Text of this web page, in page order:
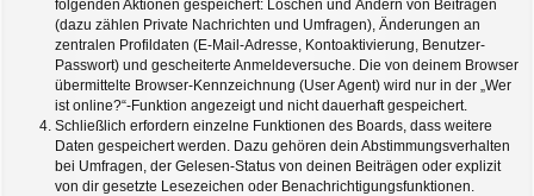
folgenden Aktionen gespeichert: Löschen und Ändern von Beiträgen
(dazu zählen Private Nachrichten und Umfragen), Änderungen an
zentralen Profildaten (E-Mail-Adresse, Kontoaktivierung, Benutzer-
Passwort) und gescheiterte Anmeldeversuche. Die von deinem Browser
übermittelte Browser-Kennzeichnung (User Agent) wird nur in der „Wer
ist online?“-Funktion angezeigt und nicht dauerhaft gespeichert.
Schließlich erfordern einzelne Funktionen des Boards, dass weitere
Daten gespeichert werden. Dazu gehören dein Abstimmungsverhalten
bei Umfragen, der Gelesen-Status von deinen Beiträgen oder explizit
von dir gesetzte Lesezeichen oder Benachrichtigungsfunktionen.